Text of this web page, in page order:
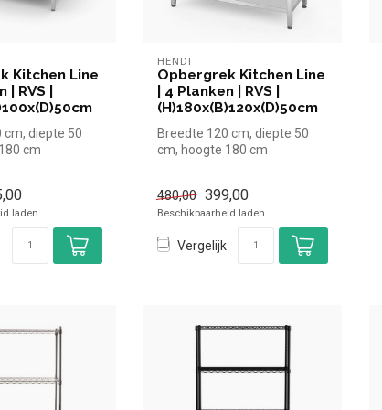
Kitchen Line
| RVS |
cm, diepte 50
cm
laden..
HENDI
Opbergrek Kitchen Line
| 4 Planken | RVS |
(H)180x(B)120x(D)50cm
Breedte 120 cm, diepte 50
cm, hoogte 180 cm
480,00 399,00
Beschikbaarheid laden..
Vergelijk